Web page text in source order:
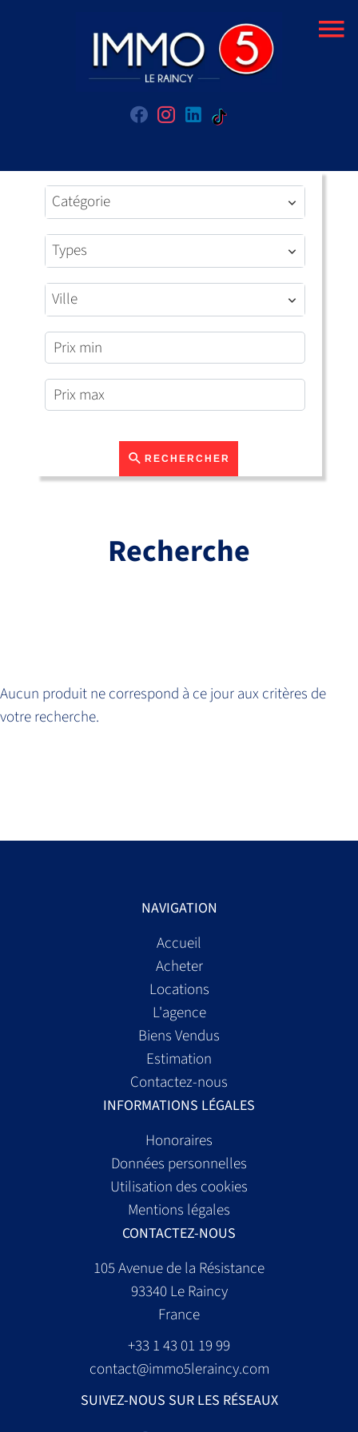
Catégorie
Types
Ville
RECHERCHER
Recherche
Aucun produit ne correspond à ce jour aux critères de
votre recherche.
NAVIGATION
Accueil
Acheter
Locations
L'agence
Biens Vendus
Estimation
Contactez-nous
INFORMATIONS LÉGALES
Honoraires
Données personnelles
Utilisation des cookies
Mentions légales
CONTACTEZ-NOUS
105 Avenue de la Résistance
93340Le Raincy
France
+33 1 43 01 19 99
contact@immo5leraincy.com
SUIVEZ-NOUS SUR LES RÉSEAUX